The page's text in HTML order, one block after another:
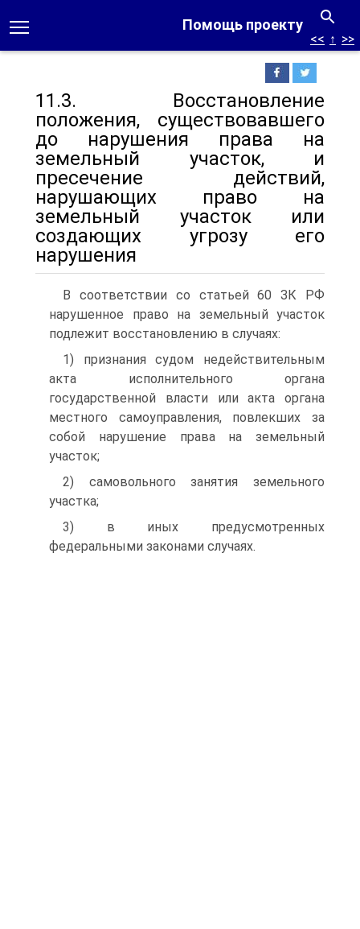
Помощь проекту
<< ↑ >>
11.3. Восстановление
положения, существовавшего
до нарушения права на
земельный участок, и
пресечение действий,
нарушающих право на
земельный участок или
создающих угрозу его
нарушения
В соответствии со статьей 60 ЗК РФ
нарушенное право на земельный участок
подлежит восстановлению в случаях:
1) признания судом недействительным
акта исполнительного органа
государственной власти или акта органа
местного самоуправления, повлекших за
собой нарушение права на земельный
участок;
2) самовольного занятия земельного
участка;
3) в иных предусмотренных
федеральными законами случаях.